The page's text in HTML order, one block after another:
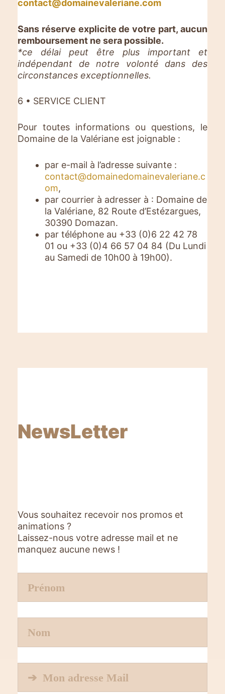
contact@domainevaleriane.com
Sans réserve explicite de votre part, aucun
remboursement ne sera possible.
*ce délai peut être plus important et
indépendant de notre volonté dans des
circonstances exceptionnelles.
6 • SERVICE CLIENT
Pour toutes informations ou questions, le
Domaine de la Valériane est joignable :
par e-mail à l’adresse suivante :
contact@domainedomainevaleriane.c
om,
par courrier à adresser à : Domaine de
la Valériane, 82 Route d’Estézargues,
30390 Domazan.
par téléphone au +33 (0)6 22 42 78
01 ou +33 (0)4 66 57 04 84 (Du Lundi
au Samedi de 10h00 à 19h00).
NewsLetter
Vous souhaitez recevoir nos promos et
animations ?
Laissez-nous votre adresse mail et ne
manquez aucune news !